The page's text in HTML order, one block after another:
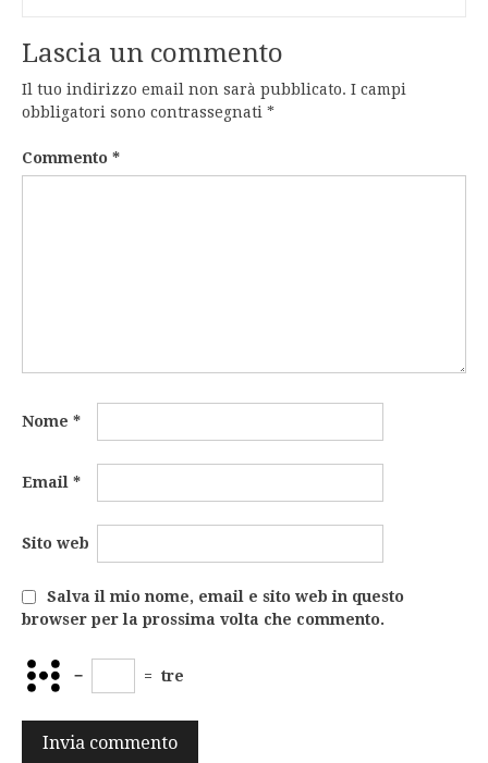
Lascia un commento
Il tuo indirizzo email non sarà pubblicato. I campi
obbligatori sono contrassegnati *
Commento *
Nome *
Email *
Sito web
Salva il mio nome, email e sito web in questo
browser per la prossima volta che commento.
− = tre